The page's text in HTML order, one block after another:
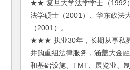
★★ 复旦大学法学学士（1992
法学硕士（2001）、华东政法
（2001）。
★★★ 执业30年，长期从事私募
并购重组法律服务，涵盖大金
和基础设施、TMT、展览业、